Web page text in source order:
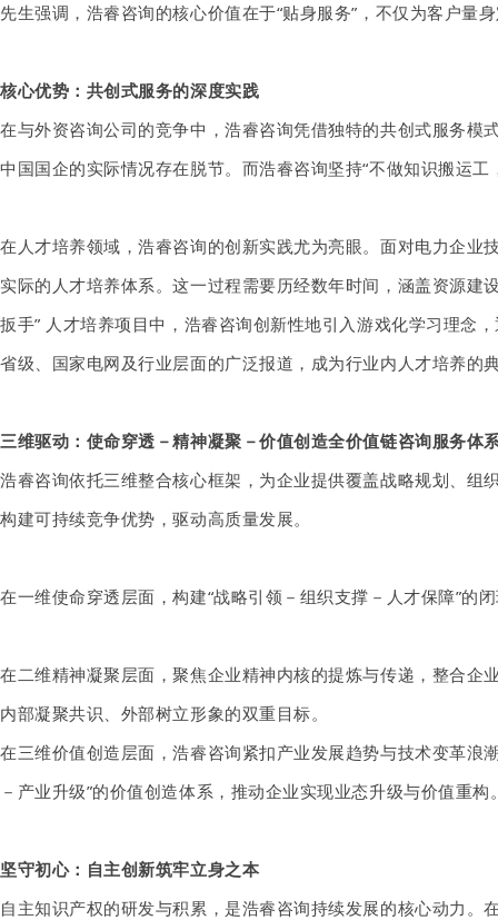
先生强调，浩睿咨询的核心价值在于“贴身服务”，不仅为客户量
核心优势：共创式服务的深度实践
在与外资咨询公司的竞争中，浩睿咨询凭借独特的共创式服务
中国国企的实际情况存在脱节。而浩睿咨询坚持“不做知识搬运
在人才培养领域，浩睿咨询的创新实践尤为亮眼。面对电力企
实际的人才培养体系。这一过程需要历经数年时间，涵盖资源
扳手” 人才培养项目中，浩睿咨询创新性地引入游戏化学习理念
省级、国家电网及行业层面的广泛报道，成为行业内人才培养的
三维驱动： 使命穿透－精神凝聚－价值创造全价值链咨询服务体
浩睿咨询依托三维整合核心框架，为企业提供覆盖战略规划、组
构建可持续竞争优势，驱动高质量发展。
在一维使命穿透层面，构建“战略引领－组织支撑－人才保障”的
在二维精神凝聚层面，聚焦企业精神内核的提炼与传递，整合企
内部凝聚共识、外部树立形象的双重目标。
在三维价值创造层面 ，浩睿咨询紧扣产业发展趋势与技术变革浪
－产业升级”的价值创造体系，推动企业实现业态升级与价值重构
坚守初心：自主创新筑牢立身之本
自主知识产权的研发与积累，是浩睿咨询持续发展的核心动力。